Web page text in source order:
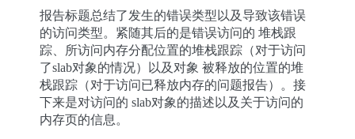
报告标题总结了发生的错误类型以及导致该错误
的访问类型。紧随其后的是错误访问的 堆栈跟
踪、所访问内存分配位置的堆栈跟踪（对于访问
了slab对象的情况）以及对象 被释放的位置的堆
栈跟踪（对于访问已释放内存的问题报告）。接
下来是对访问的 slab对象的描述以及关于访问的
内存页的信息。